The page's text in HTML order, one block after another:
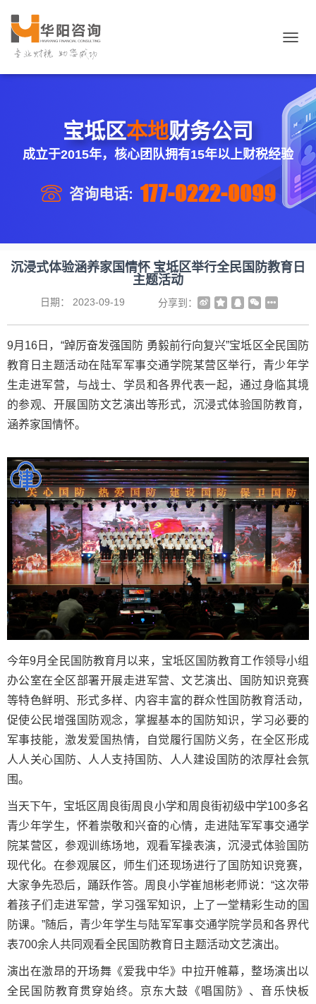
导
宝坻区本地财务公司
成立于2015年，核心团队拥有15年以上财税经验
咨询电话: 177-0222-0099
沉浸式体验涵养家国情怀 宝坻区举行全民国防教育日
主题活动
日期： 2023-09-19 分享到：
9月16日，“踔厉奋发强国防 勇毅前行向复兴”宝坻区全民国防
教育日主题活动在陆军军事交通学院某营区举行，青少年学
生走进军营，与战士、学员和各界代表一起，通过身临其境
的参观、开展国防文艺演出等形式，沉浸式体验国防教育，
涵养家国情怀。
今年9月全民国防教育月以来，宝坻区国防教育工作领导小组
办公室在全区部署开展走进军营、文艺演出、国防知识竞赛
等特色鲜明、形式多样、内容丰富的群众性国防教育活动，
促使公民增强国防观念，掌握基本的国防知识，学习必要的
军事技能，激发爱国热情，自觉履行国防义务，在全区形成
人人关心国防、人人支持国防、人人建设国防的浓厚社会氛
围。
当天下午，宝坻区周良街周良小学和周良街初级中学100多名
青少年学生，怀着崇敬和兴奋的心情，走进陆军军事交通学
院某营区，参观训练场地，观看军操表演，沉浸式体验国防
现代化。在参观展区，师生们还现场进行了国防知识竞赛，
大家争先恐后，踊跃作答。周良小学崔旭彬老师说：“这次带
着孩子们走进军营，学习强军知识，上了一堂精彩生动的国
防课。”随后，青少年学生与陆军军事交通学院学员和各界代
表700余人共同观看全民国防教育日主题活动文艺演出。
演出在激昂的开场舞《爱我中华》中拉开帷幕，整场演出以
全民国防教育贯穿始终。京东大鼓《唱国防》、音乐快板